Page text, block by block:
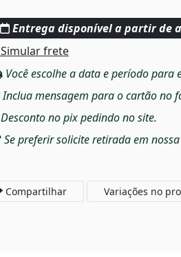
Entrega disponível a partir de
Simular frete
Você escolhe a data e período para
Inclua mensagem para o cartão no
Desconto no pix pedindo no site.
Se preferir solicite retirada em
Compartilhar Variações no